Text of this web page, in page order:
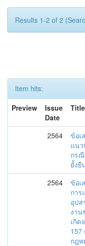
Results 1-2 of 2
Item hits:
Preview
Issue
Date
Title
2564
ข้อเ
แนว
กร
ยั้งยื
2564
ข้อเ
กา
อุปส
งาน
เกิด
157
กฎ